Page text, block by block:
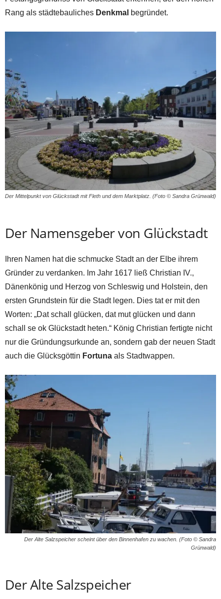
Rang als städtebauliches Denkmal begründet.
Der Mittelpunkt von Glückstadt mit Fleth und dem Marktplatz. (Foto © Sandra Grünwald)
Der Namensgeber von Glückstadt
Ihren Namen hat die schmucke Stadt an der Elbe ihrem
Gründer zu verdanken. Im Jahr 1617 ließ Christian IV.,
Dänenkönig und Herzog von Schleswig und Holstein, den
ersten Grundstein für die Stadt legen. Dies tat er mit den
Worten: „Dat schall glücken, dat mut glücken und dann
schall se ok Glückstadt heten.“ König Christian fertigte nicht
nur die Gründungsurkunde an, sondern gab der neuen Stadt
auch die Glücksgöttin Fortuna als Stadtwappen.
Der Alte Salzspeicher scheint über den Binnenhafen zu wachen. (Foto © Sandra
Grünwald)
Der Alte Salzspeicher